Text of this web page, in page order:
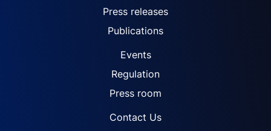
Press releases
Publications
Events
Regulation
Press room
Contact Us